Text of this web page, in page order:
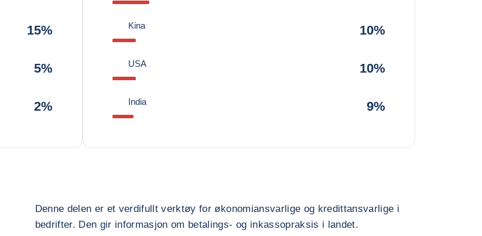
15%
5%
2%
Kina 10%
USA 10%
India 9%
Denne delen er et verdifullt verktøy for økonomiansvarlige og kredittansvarlige i
bedrifter. Den gir informasjon om betalings- og inkassopraksis i landet.